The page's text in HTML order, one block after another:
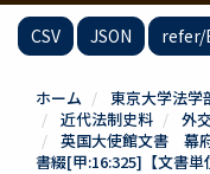
CSV JSON refer/
ホーム
東京大学法学
近代法制史料
外
英国大使館文書 幕
書綴[甲:16:325]【文書単